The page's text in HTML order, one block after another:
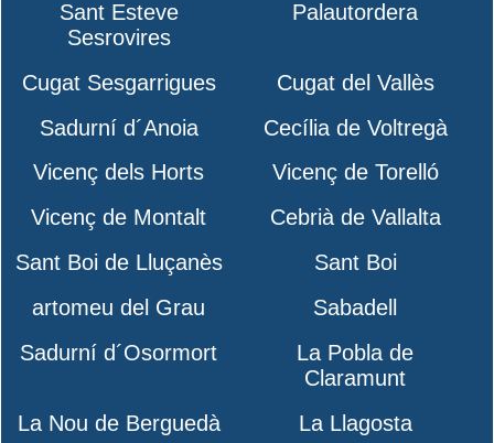
Sant Esteve
Sesrovires
Palautordera
Cugat Sesgarrigues
Cugat del Vallès
Sadurní d´Anoia
Cecília de Voltregà
Vicenç dels Horts
Vicenç de Torelló
Vicenç de Montalt
Cebrià de Vallalta
Sant Boi de Lluçanès
Sant Boi
artomeu del Grau
Sabadell
Sadurní d´Osormort
La Pobla de
Claramunt
La Nou de Berguedà
La Llagosta